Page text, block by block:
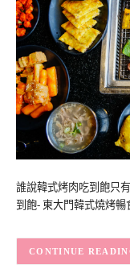
誰說韓式烤肉吃到飽只
到飽- 東大門韓式燒烤
CONTINUE